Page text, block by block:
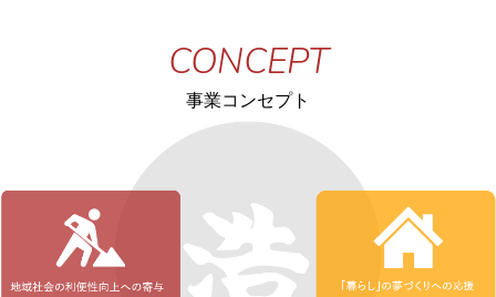
CONCEPT
事業コンセプト